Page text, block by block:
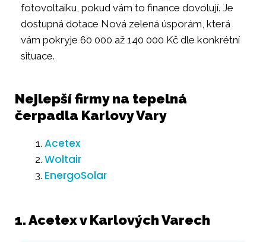
fotovoltaiku, pokud vám to finance dovolují. Je
dostupná dotace Nová zelená úsporám, která
vám pokryje 60 000 až 140 000 Kč dle konkrétní
situace.
Nejlepší firmy na tepelná
čerpadla Karlovy Vary
Acetex
Woltair
EnergoSolar
1. Acetex v Karlových Varech